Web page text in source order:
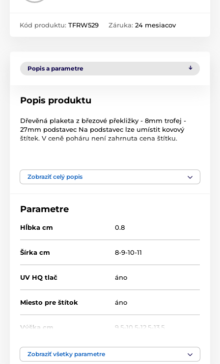
Kód produktu: TFRW529 Záruka: 24 mesiacov
Popis a parametre
Popis produktu
Dřevěná plaketa z březové překližky - 8mm trofej -
27mm podstavec Na podstavec lze umístit kovový
štítek. V ceně poháru není zahrnuta cena štítku.
Bowling Drevené trofeje
Zobraziť celý popis
Parametre
Hĺbka cm 0.8
Šírka cm 8-9-10-11
UV HQ tlač áno
Miesto pre štítok áno
Výška cm 9.5-10.5-12.5-13.5
Motív
Zobraziť všetky parametre